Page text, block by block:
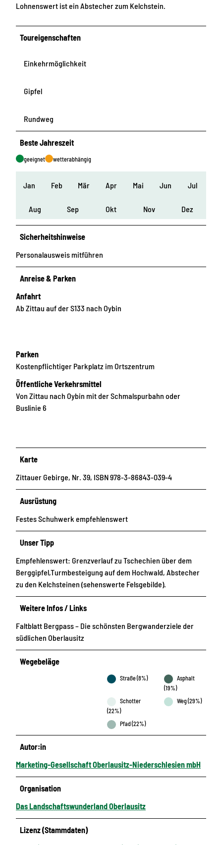
Lohnenswert ist ein Abstecher zum Kelchstein.
Toureigenschaften
Einkehrmöglichkeit
Gipfel
Rundweg
Beste Jahreszeit
geeignet wetterabhängig
Jan Feb Mär Apr Mai Jun Jul
Aug Sep Okt Nov Dez
Sicherheitshinweise
Personalausweis mitführen
Anreise & Parken
Anfahrt
Ab Zittau auf der S133 nach Oybin
Parken
Kostenpflichtiger Parkplatz im Ortszentrum
Öffentliche Verkehrsmittel
Von Zittau nach Oybin mit der Schmalspurbahn oder
Buslinie 6
Karte
Zittauer Gebirge, Nr. 39, ISBN 978-3-86843-039-4
Ausrüstung
Festes Schuhwerk empfehlenswert
Unser Tipp
Empfehlenswert: Grenzverlauf zu Tschechien über dem
Berggipfel,Turmbesteigung auf dem Hochwald, Abstecher
zu den Kelchsteinen (sehenswerte Felsgebilde).
Weitere Infos / Links
Faltblatt Bergpass – Die schönsten Bergwanderziele der
südlichen Oberlausitz
Wegebeläge
Straße (8%)
Asphalt
(19%)
Schotter
(22%)
Weg (29%)
Pfad (22%)
Autor:in
Marketing-Gesellschaft Oberlausitz-Niederschlesien mbH
Organisation
Das Landschaftswunderland Oberlausitz
Lizenz (Stammdaten)